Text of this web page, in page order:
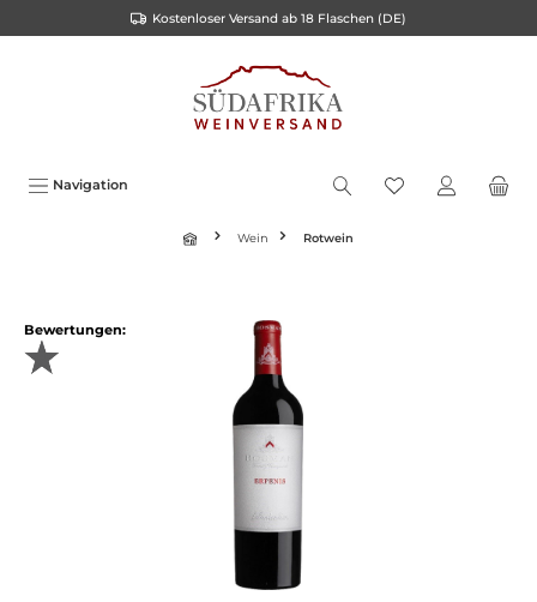
Kostenloser Versand ab 18 Flaschen (DE)
Navigation
Wein Rotwein
Bewertungen: